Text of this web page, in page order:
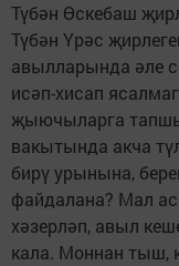
Түбән Өскебаш
Түбән Үрәс
авылларында әле
исәп-хисап
җыючыларга
вакытында акча
бирү урынына,
файдалана? Мал
хәзерләп, авыл
кала. Моннан тыш,